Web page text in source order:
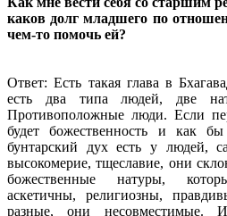
каков долг младшего по
чем-то помочь ей?
Ответ: Есть такая глава в
есть два типа людей, две
Противоположные люди. Если
будет божественность и как
бунтарский дух есть у людей,
высокомерие, тщеславие, они
божественные натуры,
аскетичны, религиозны,
разные, они несовместимые.